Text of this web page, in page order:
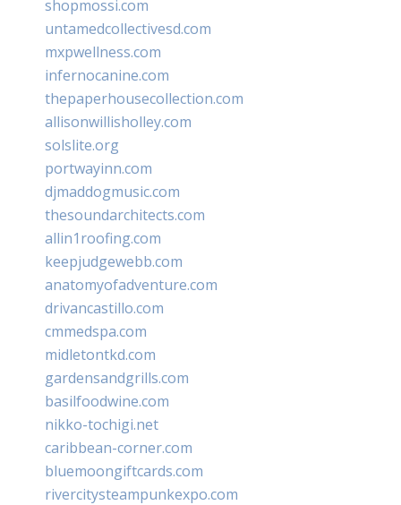
shopmossi.com
untamedcollectivesd.com
mxpwellness.com
infernocanine.com
thepaperhousecollection.com
allisonwillisholley.com
solslite.org
portwayinn.com
djmaddogmusic.com
thesoundarchitects.com
allin1roofing.com
keepjudgewebb.com
anatomyofadventure.com
drivancastillo.com
cmmedspa.com
midletontkd.com
gardensandgrills.com
basilfoodwine.com
nikko-tochigi.net
caribbean-corner.com
bluemoongiftcards.com
rivercitysteampunkexpo.com